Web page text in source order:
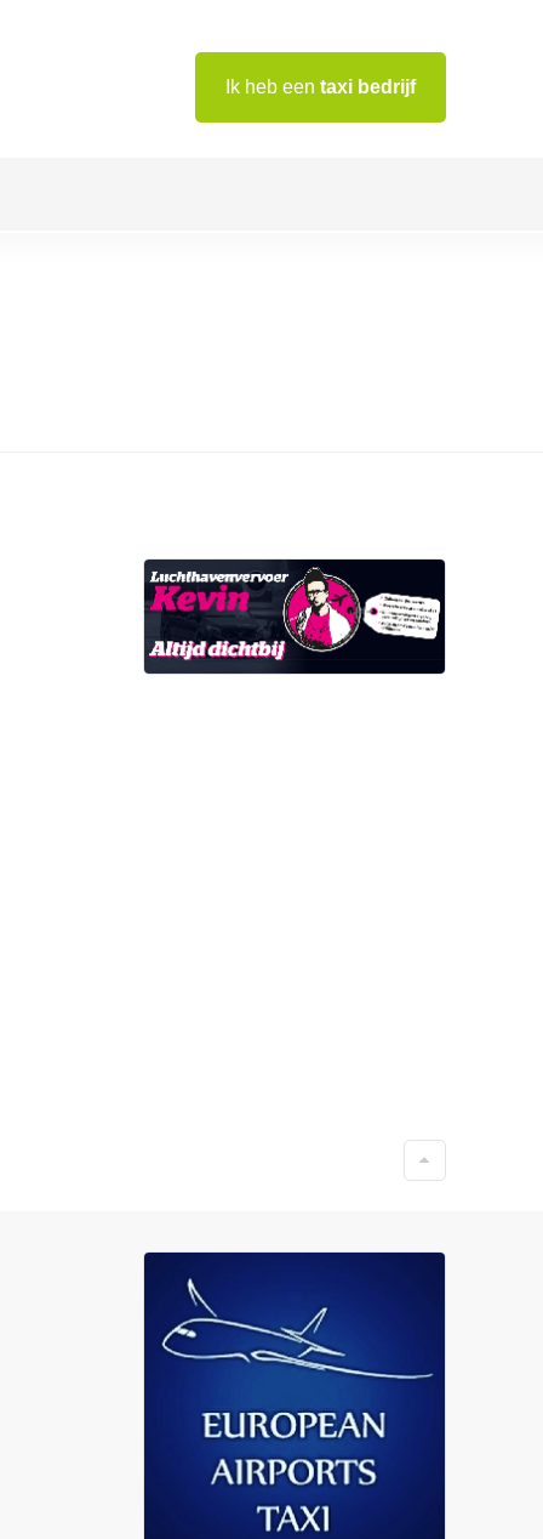
Ik heb een taxi bedrijf